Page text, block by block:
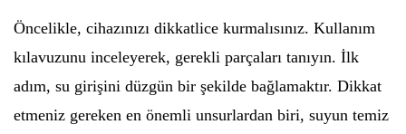
Öncelikle, cihazınızı dikkatlice kurmalısınız. Kullanım
kılavuzunu inceleyerek, gerekli parçaları tanıyın. İlk
adım, su girişini düzgün bir şekilde bağlamaktır. Dikkat
etmeniz gereken en önemli unsurlardan biri, suyun temiz